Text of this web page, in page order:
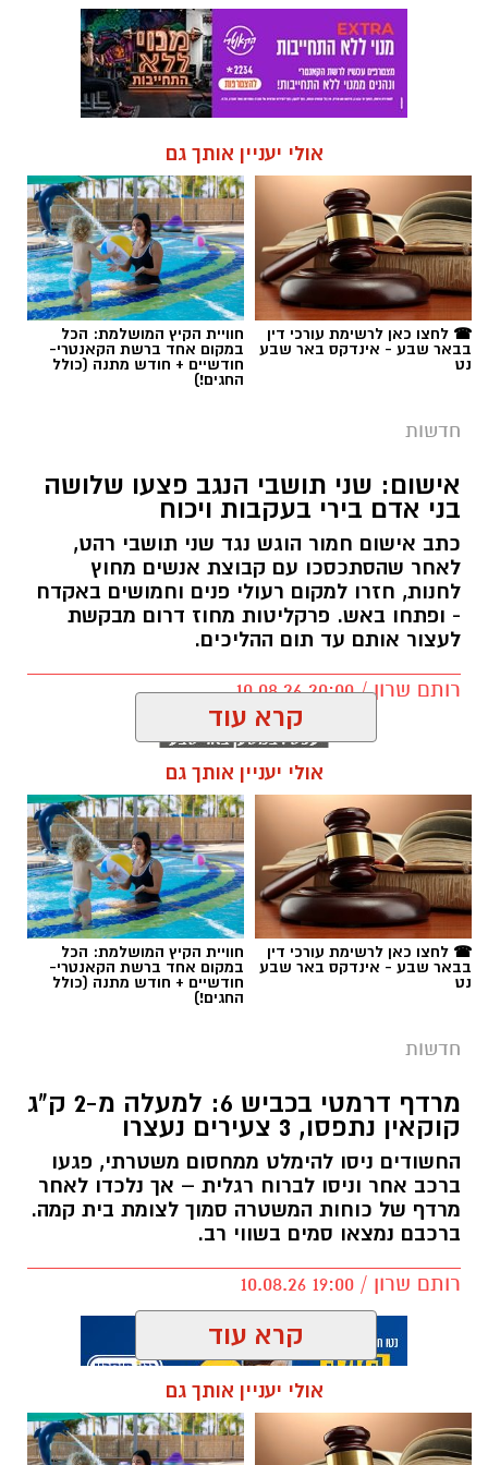
אולי יעניין אותך גם
☎ לחצו כאן לרשימת עורכי דין
בבאר שבע - אינדקס באר שבע
נט
חוויית הקיץ המושלמת: הכל
במקום אחד ברשת הקאנטרי-
חודשיים + חודש מתנה (כולל
החגים!)
חדשות
אישום: שני תושבי הנגב פצעו שלושה
בני אדם בירי בעקבות ויכוח
כתב אישום חמור הוגש נגד שני תושבי רהט,
לאחר שהסתכסכו עם קבוצת אנשים מחוץ
לחנות, חזרו למקום רעולי פנים וחמושים באקדח
- ופתחו באש. פרקליטות מחוז דרום מבקשת
לעצור אותם עד תום ההליכים.
רותם שרון / 20:00 10.08.26
תגים:כתב אישום חמור
צילום ארכיון: כרמל קיסרי
פרקליטות המדינה הגישה לבית המשפט המחוזי
העיר רהט שבנגב. השניים מואשמים כי ירו לעבר
קבוצת אנשים ופצעו שלושה בני אדם, וזאת
בעקבות עימות שהתפתח מוקדם יותר.
קרא עוד
אולי יעניין אותך גם
☎ לחצו כאן לרשימת עורכי דין
בבאר שבע - אינדקס באר שבע
נט
חוויית הקיץ המושלמת: הכל
במקום אחד ברשת הקאנטרי-
חודשיים + חודש מתנה (כולל
החגים!)
חדשות
מרדף דרמטי בכביש 6: למעלה מ-2 ק"ג
קוקאין נתפסו, 3 צעירים נעצרו
החשודים ניסו להימלט ממחסום משטרתי, פגעו
ברכב אחר וניסו לברוח רגלית – אך נלכדו לאחר
מרדף של כוחות המשטרה סמוך לצומת בית קמה.
ברכבם נמצאו סמים בשווי רב.
רותם שרון / 19:00 10.08.26
תגים:משטרה
קרא עוד
אולי יעניין אותך גם